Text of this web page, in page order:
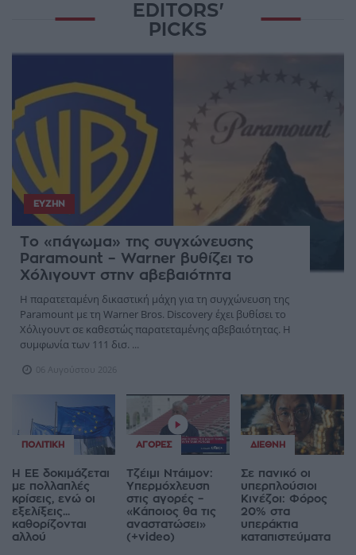
EDITORS'
PICKS
ΕΥΖΗΝ
Το «πάγωμα» της συγχώνευσης
Paramount – Warner βυθίζει το
Χόλιγουντ στην αβεβαιότητα
Η παρατεταμένη δικαστική μάχη για τη συγχώνευση της
Paramount με τη Warner Bros. Discovery έχει βυθίσει το
Χόλιγουντ σε καθεστώς παρατεταμένης αβεβαιότητας. Η
συμφωνία των 111 δισ. ...
06 Αυγούστου 2026
ΠΟΛΙΤΙΚΉ
Η ΕΕ δοκιμάζεται
με πολλαπλές
κρίσεις, ενώ οι
εξελίξεις...
καθορίζονται
αλλού
ΑΓΟΡΈΣ
Τζέιμι Ντάιμον:
Υπερμόχλευση
στις αγορές –
«Κάποιος θα τις
αναστατώσει»
(+video)
ΔΙΕΘΝΉ
Σε πανικό οι
υπερπλούσιοι
Κινέζοι: Φόρος
20% στα
υπεράκτια
καταπιστεύματα